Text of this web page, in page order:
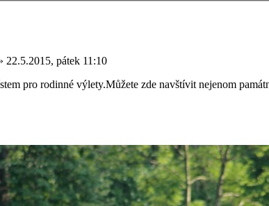
22.5.2015, pátek 11:10
pro rodinné výlety.Můžete zde navštívit nejenom